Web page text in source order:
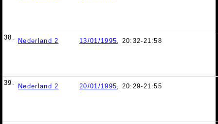
38. Nederland 2 13/01/1995, 20:32-21:58
39. Nederland 2 20/01/1995, 20:29-21:55